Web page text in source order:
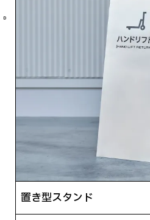
D
置き型スタンド